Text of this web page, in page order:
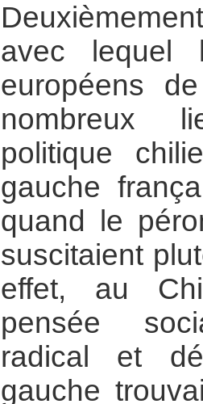
avec lequel
européens
nombreux
politique
gauche
quand le
suscitaient
effet, au
pensée
radical et
gauche